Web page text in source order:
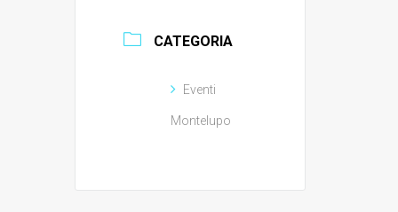
CATEGORIA
Eventi
Montelupo